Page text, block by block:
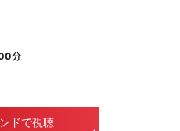
分
ドで視聴